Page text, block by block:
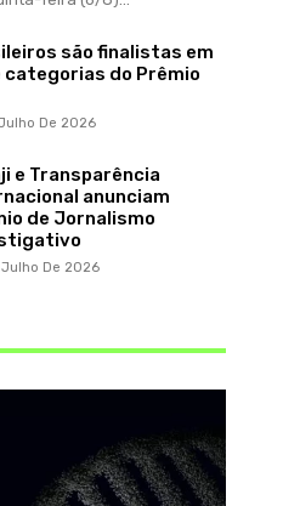
são finalistas em
categorias do Prêmio
De 2026
e Transparência
anunciam
de Jornalismo
De 2026